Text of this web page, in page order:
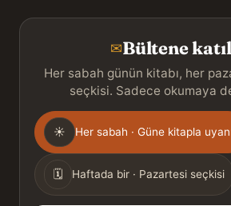
✉Bültene
Her sabah günün kitabı, her
seçkisi. Sadece okumaya
Gönderim
sıklığı
☀ Her sabah · Güne kitapla
🗓 Haftada bir · Pazartesi seçkisi